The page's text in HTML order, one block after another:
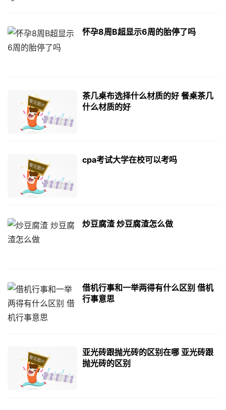
怀孕8周B超显示6周的胎停了吗
茶几桌布选择什么材质的好 餐桌茶几
什么材质的好
cpa考试大学在校可以考吗
炒豆腐渣 炒豆腐渣怎么做
借机行事和一举两得有什么区别 借机
行事意思
亚光砖跟抛光砖的区别在哪 亚光砖跟
抛光砖的区别